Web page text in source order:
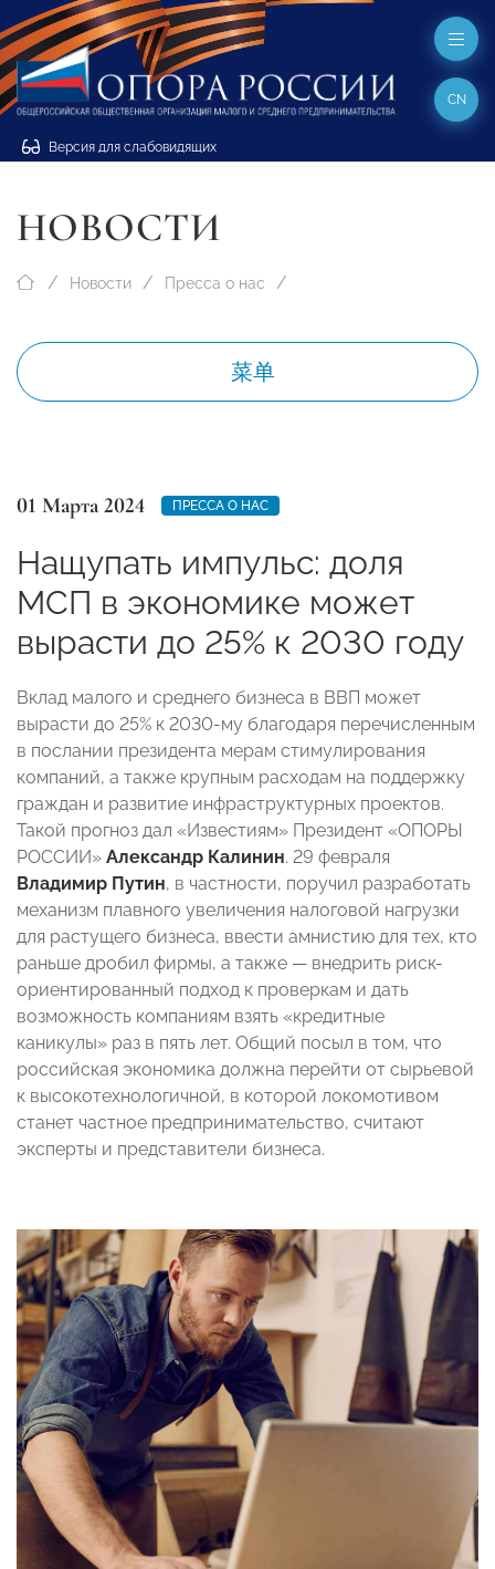
Версия для слабовидящих
CN
НОВОСТИ
Новости Пресса о нас
菜单
01 Марта 2024 ПРЕССА О НАС
Нащупать импульс: доля
МСП в экономике может
вырасти до 25% к 2030 году
Вклад малого и среднего бизнеса в ВВП может
вырасти до 25% к 2030-му благодаря перечисленным
в послании президента мерам стимулирования
компаний, а также крупным расходам на поддержку
граждан и развитие инфраструктурных проектов.
Такой прогноз дал «Известиям» Президент «ОПОРЫ
РОССИИ» Александр Калинин. 29 февраля
Владимир Путин, в частности, поручил разработать
механизм плавного увеличения налоговой нагрузки
для растущего бизнеса, ввести амнистию для тех, кто
раньше дробил фирмы, а также — внедрить риск-
ориентированный подход к проверкам и дать
возможность компаниям взять «кредитные
каникулы» раз в пять лет. Общий посыл в том, что
российская экономика должна перейти от сырьевой
к высокотехнологичной, в которой локомотивом
станет частное предпринимательство, считают
эксперты и представители бизнеса.